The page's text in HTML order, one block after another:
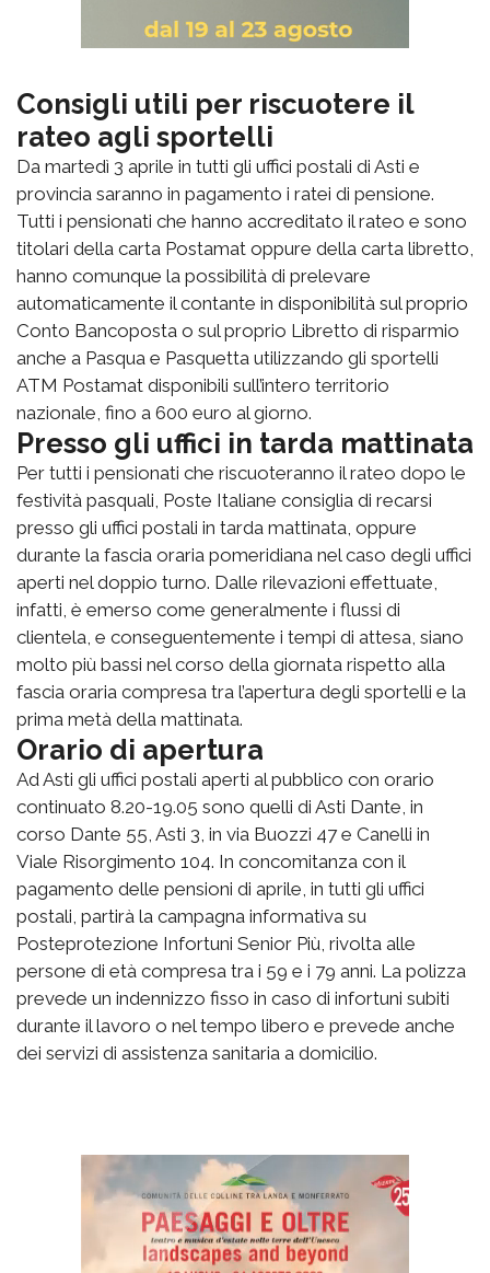
Consigli utili per riscuotere il
rateo agli sportelli
Da martedì 3 aprile in tutti gli uffici postali di Asti e
provincia saranno in pagamento i ratei di pensione.
Tutti i pensionati che hanno accreditato il rateo e sono
titolari della carta Postamat oppure della carta libretto,
hanno comunque la possibilità di prelevare
automaticamente il contante in disponibilità sul proprio
Conto Bancoposta o sul proprio Libretto di risparmio
anche a Pasqua e Pasquetta utilizzando gli sportelli
ATM Postamat disponibili sull’intero territorio
nazionale, fino a 600 euro al giorno.
Presso gli uffici in tarda mattinata
Per tutti i pensionati che riscuoteranno il rateo dopo le
festività pasquali, Poste Italiane consiglia di recarsi
presso gli uffici postali in tarda mattinata, oppure
durante la fascia oraria pomeridiana nel caso degli uffici
aperti nel doppio turno. Dalle rilevazioni effettuate,
infatti, è emerso come generalmente i flussi di
clientela, e conseguentemente i tempi di attesa, siano
molto più bassi nel corso della giornata rispetto alla
fascia oraria compresa tra l’apertura degli sportelli e la
prima metà della mattinata.
Orario di apertura
Ad Asti gli uffici postali aperti al pubblico con orario
continuato 8.20-19.05 sono quelli di Asti Dante, in
corso Dante 55, Asti 3, in via Buozzi 47 e Canelli in
Viale Risorgimento 104. In concomitanza con il
pagamento delle pensioni di aprile, in tutti gli uffici
postali, partirà la campagna informativa su
Posteprotezione Infortuni Senior Più, rivolta alle
persone di età compresa tra i 59 e i 79 anni. La polizza
prevede un indennizzo fisso in caso di infortuni subiti
durante il lavoro o nel tempo libero e prevede anche
dei servizi di assistenza sanitaria a domicilio.